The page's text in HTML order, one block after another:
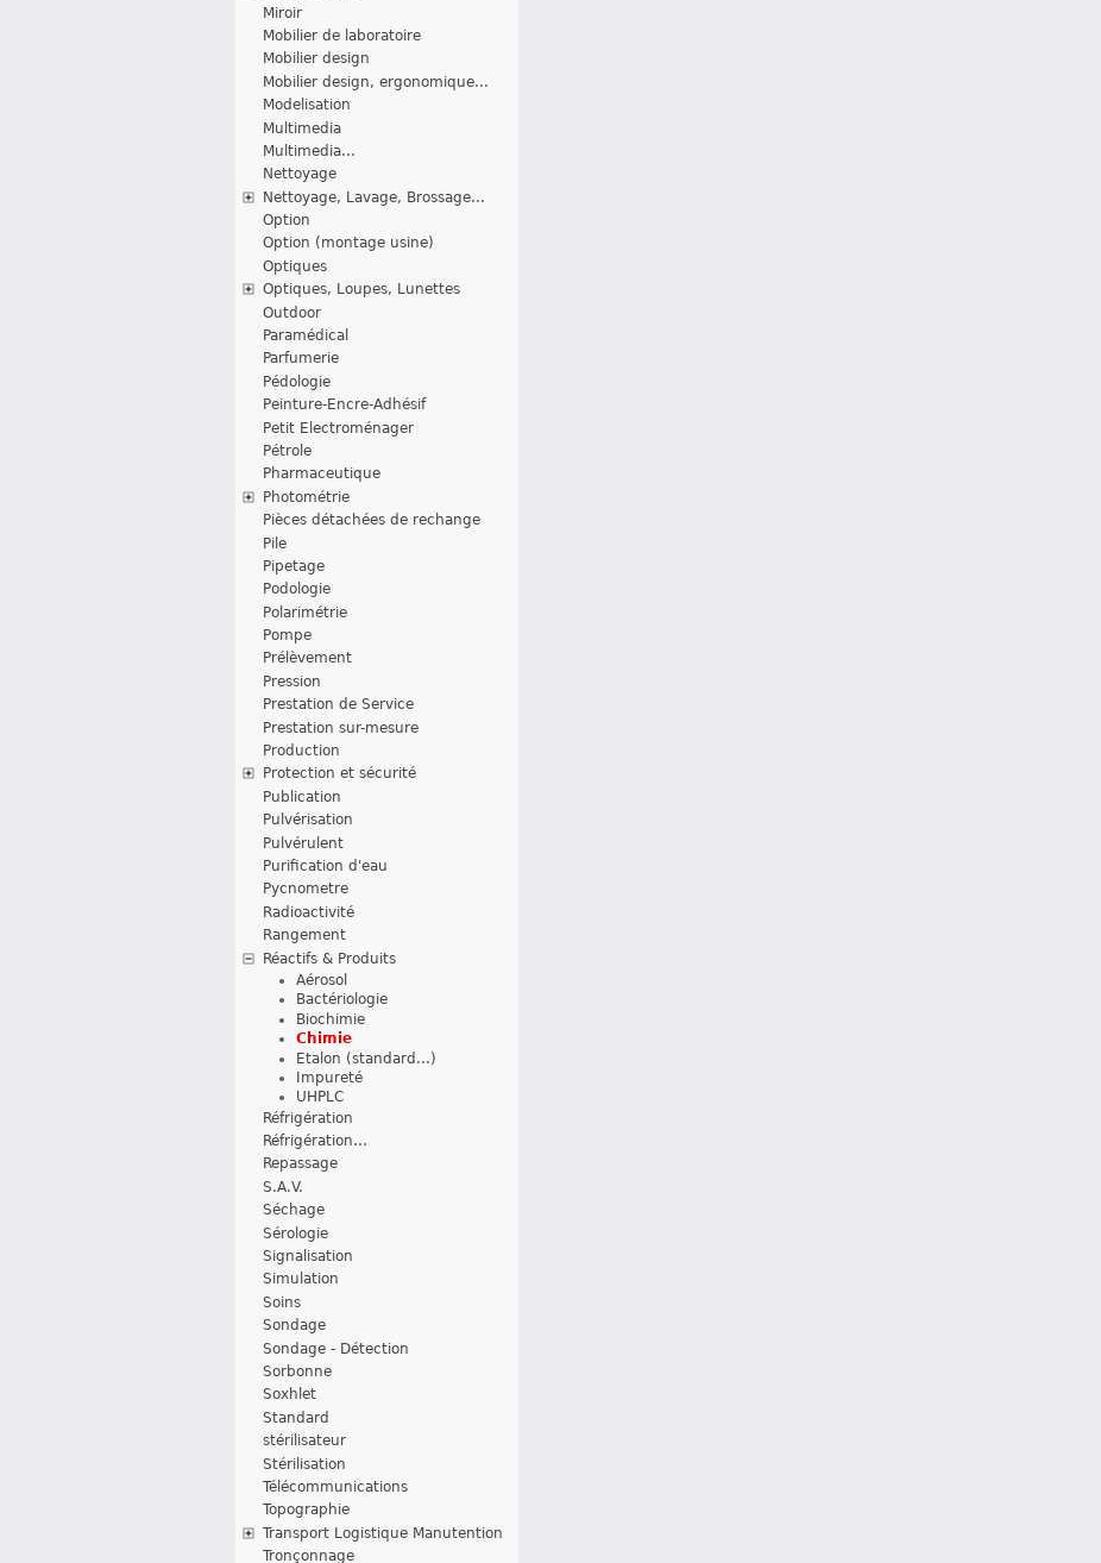
Miroir
Mobilier de laboratoire
Mobilier design
Mobilier design, ergonomique...
Modelisation
Multimedia
Multimedia...
Nettoyage
Nettoyage, Lavage, Brossage...
Option
Option (montage usine)
Optiques
Optiques, Loupes, Lunettes
Outdoor
Paramédical
Parfumerie
Pédologie
Peinture-Encre-Adhésif
Petit Electroménager
Pétrole
Pharmaceutique
Photométrie
Pièces détachées de rechange
Pile
Pipetage
Podologie
Polarimétrie
Pompe
Prélèvement
Pression
Prestation de Service
Prestation sur-mesure
Production
Protection et sécurité
Publication
Pulvérisation
Pulvérulent
Purification d'eau
Pycnometre
Radioactivité
Rangement
Réactifs & Produits
Aérosol
Bactériologie
Biochimie
Chimie
Etalon (standard...)
Impureté
UHPLC
Réfrigération
Réfrigération...
Repassage
S.A.V.
Séchage
Sérologie
Signalisation
Simulation
Soins
Sondage
Sondage - Détection
Sorbonne
Soxhlet
Standard
stérilisateur
Stérilisation
Télécommunications
Topographie
Transport Logistique Manutention
Tronçonnage